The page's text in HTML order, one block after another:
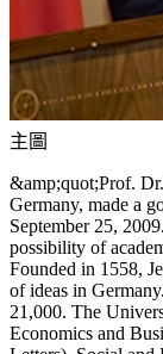
主圖
&amp;quot;Prof.
Germany, made a
September 25,
possibility of
Founded in 1558,
of ideas in
21,000. The
Economics and